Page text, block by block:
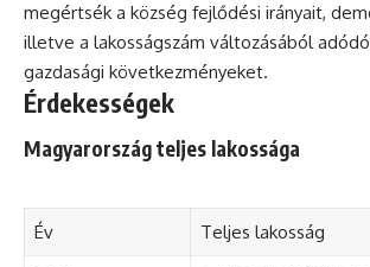
megértsék a község fejlődési irányait,
illetve a lakosságszám változásából
gazdasági következményeket.
Érdekességek
Magyarország teljes lakossága
Év Teljes lakosság